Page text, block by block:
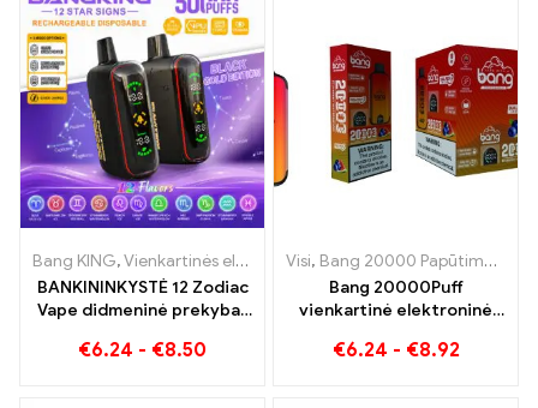
Bang KING,Vienkartinės elektroninės cigaretės ,Vienkartinės
BANKININKYSTĖ 12 Zodiac
Vape didmeninė prekyba |
€6.24 - €8.50
Visi, Bang 20000 Papūtimai
Bang 20000Puff
vienkartinė elektroninė
skonio ir dvigubo tinklelio
€6.24 - €8.92